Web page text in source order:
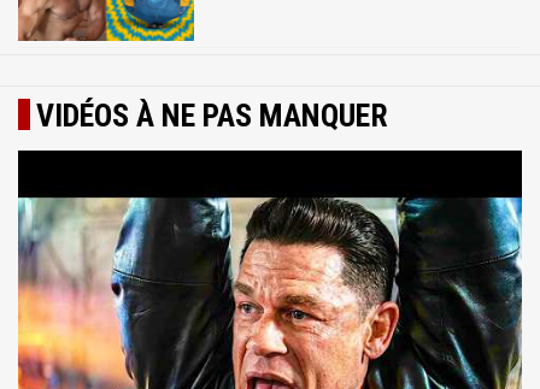
VIDÉOS À NE PAS MANQUER